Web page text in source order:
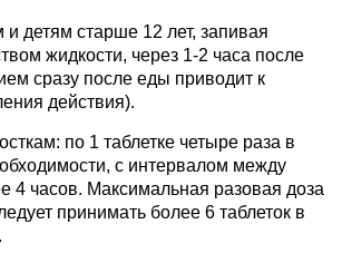
и детям старше 12 лет, запивая
жидкости, через 1-2 часа после
сразу после еды приводит к
действия).
по 1 таблетке четыре раза в
с интервалом между
4 часов. Максимальная разовая доза
принимать более 6 таблеток в